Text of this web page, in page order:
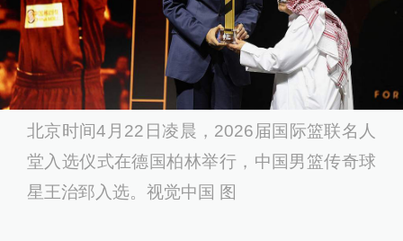
北京时间4月22日凌晨，2026届国际篮联名人
堂入选仪式在德国柏林举行，中国男篮传奇球
星王治郅入选。视觉中国 图